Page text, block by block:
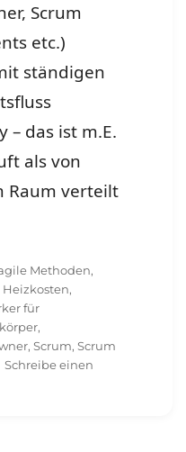
Scrum
etc.)
ständigen
– das ist m.E.
als von
Raum verteilt
Methoden,
Heizkosten,
für
,
,Scrum,Scrum
Schreibe einen